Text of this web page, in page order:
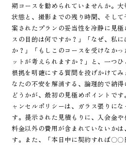
期コースを勧められていませんか。
状態と、撮影までの残り時間、そし
案されたプランの妥当性を冷静に見
スの目的は何ですか？」「なぜ、私
か？」「もしこのコースを受けなか
ットが考えられますか？」と、一つ
根拠を明確にする質問を投げかけて
なたの不安を解消する、論理的で納
どうかが、最初の見極めポイントで
ャンセルポリシーは、ガラス張りに
す。提示された見積もりに、入会金
料金以外の費用が含まれていないか
す。また、「本日中に契約すれば〇